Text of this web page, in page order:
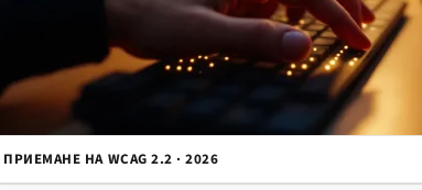
ПРИЕМАНЕ НА WCAG 2.2 · 2026